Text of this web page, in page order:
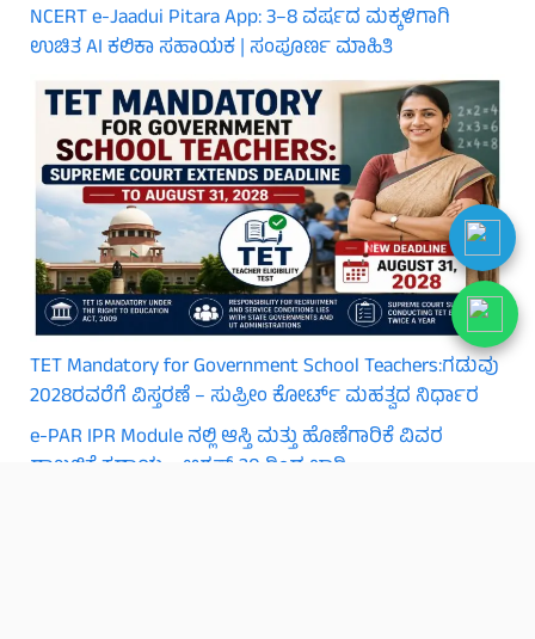
NCERT e-Jaadui Pitara App: 3–8 ವರ್ಷದ ಮಕ್ಕಳಿಗಾಗಿ
ಉಚಿತ AI ಕಲಿಕಾ ಸಹಾಯಕ | ಸಂಪೂರ್ಣ ಮಾಹಿತಿ
TET Mandatory for Government School Teachers:ಗಡುವು
2028ರವರೆಗೆ ವಿಸ್ತರಣೆ – ಸುಪ್ರೀಂ ಕೋರ್ಟ್ ಮಹತ್ವದ ನಿರ್ಧಾರ
e-PAR IPR Module ನಲ್ಲಿ ಆಸ್ತಿ ಮತ್ತು ಹೊಣೆಗಾರಿಕೆ ವಿವರ
ದಾಖಲಿಕೆ ಕಡ್ಡಾಯ – ಆಗಸ್ಟ್ 20 ರಿಂದ ಜಾರಿ